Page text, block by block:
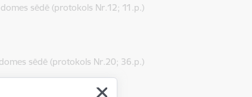
sēdē (protokols Nr.12; 11.p.)
sēdē (protokols Nr.20; 36.p.)